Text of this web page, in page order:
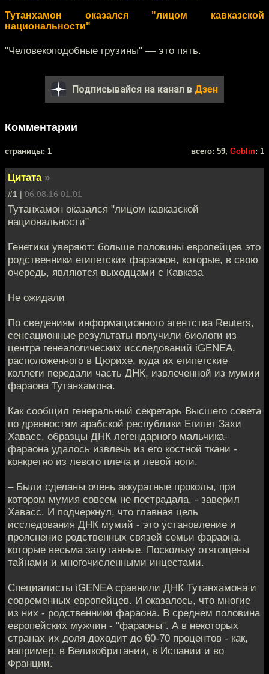
Тутанхамон оказался "лицом кавказской
национальности"
"Человекоподобные грузины" — это пять.
Подписывайся на канал в Дзен
Комментарии
cтраницы: 1 всего: 59, Goblin: 1
Цитата »
#1 | 06.08.16 01:01
Тутанхамон оказался "лицом кавказской
национальности"
Генетики уверяют: больше половины европейцев это
родственники египетских фараонов, которые, в свою
очередь, являются выходцами с Кавказа
Не ожидали
По сведениям информационного агентства Reuters,
сенсационные результаты получили биологи из
центра генеалогических исследований iGENEA,
расположенного в Цюрихе, куда их египетские
коллеги передали часть ДНК, извлеченной из мумии
фараона Тутанхамона.
Как сообщил генеральный секретарь Высшего совета
по древностям арабской республики Египет Захи
Хавасс, образцы ДНК легендарного мальчика-
фараона удалось извлечь из его костной ткани -
конкретно из левого плеча и левой ноги.
– Были сделаны очень аккуратные проколы, при
котором мумия совсем не пострадала, - заверил
Хавасс. И подчеркнул, что главная цель
исследования ДНК мумий - это установление и
прояснение родственных связей семьи фараона,
которые весьма запутанные. Поскольку отягощены
тайнами и многочисленными инцестами.
Специалисты iGENEA сравнили ДНК Тутанхамона и
современных европейцев. И оказалось, что многие
из них - родственники фараона. В среднем половина
европейских мужчин - "фараоны". А в некоторых
странах их доля доходит до 60-70 процентов - как,
например, в Великобритании, в Испании и во
Франции.